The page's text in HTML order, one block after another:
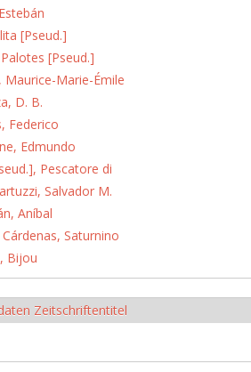
[Pseud.]
[Pseud.]
Maurice-Marie-Émile
D. B.
Federico
Edmundo
Pescatore di
Salvador M.
Aníbal
Saturnino
Bijou
Zeitschriftentitel